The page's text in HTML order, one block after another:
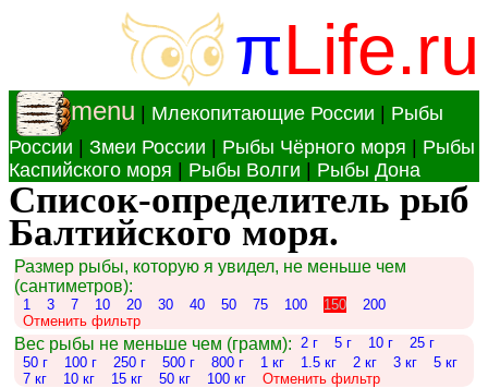
πLife.ru
menu Млекопитающие России
Рыбы
России
Змеи России Рыбы Чёрного моря
Рыбы
Каспийского моря
Рыбы Волги Рыбы Дона
Список-определитель рыб
Балтийского моря.
Размер рыбы, которую я увидел, не меньше чем
(сантиметров):
1 3 7 10 20 30 40 50 75 100 150
200
Отменить фильтр
Вес рыбы не меньше чем (грамм): 2 г 5 г 10 г
25 г
50 г
100 г 250 г 500 г 800 г 1 кг 1.5 кг 2 кг 3 кг
5 кг
7 кг
10 кг 15 кг 50 кг 100 кг Отменить фильтр